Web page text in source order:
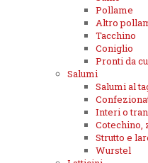
Pollame
Altro
Tacchino
Coniglio
Pronti da
Salumi
Salumi al
Interi o
Cotechino,
Strutto e
Wurstel